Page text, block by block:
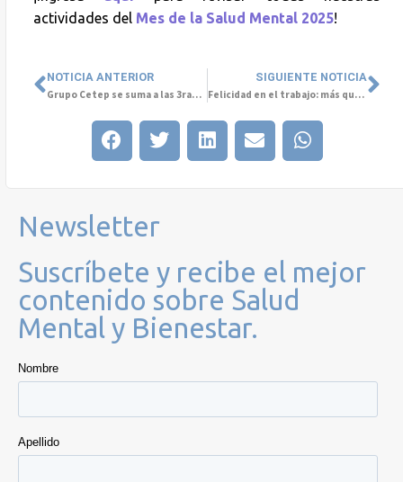
actividades del Mes de la Salud Mental 2025!
NOTICIA ANTERIOR
Grupo Cetep se suma a las 3ras Jornadas Latinoamericanas Simultáneas de Arte y Salud Mental
SIGUIENTE NOTICIA
Felicidad en el trabajo: más que una moda, una estrategia empresarial
Newsletter
Suscríbete y recibe el mejor
contenido sobre Salud
Mental y Bienestar.